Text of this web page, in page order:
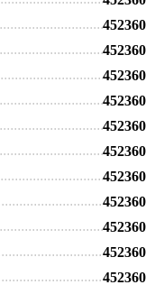
452360
452360
452360
452360
452360
452360
452360
452360
452360
452360
452360